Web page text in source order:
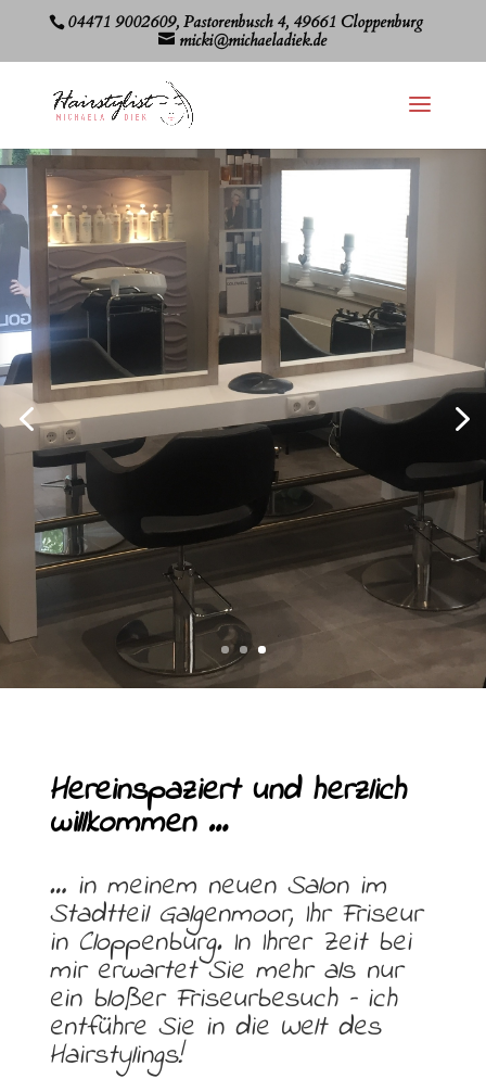
04471 9002609, Pastorenbusch 4, 49661 Cloppenburg
micki@michaeladiek.de
Hereinspaziert und herzlich
willkommen …
… in meinem neuen Salon im
Stadtteil Galgenmoor, Ihr Friseur
in Cloppenburg. In Ihrer Zeit bei
mir erwartet Sie mehr als nur
ein bloßer Friseurbesuch – ich
entführe Sie in die Welt des
Hairstylings!